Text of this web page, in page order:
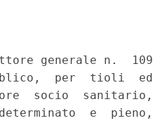
generale n.  109
per  tioli  ed
socio  sanitario,
e  pieno,